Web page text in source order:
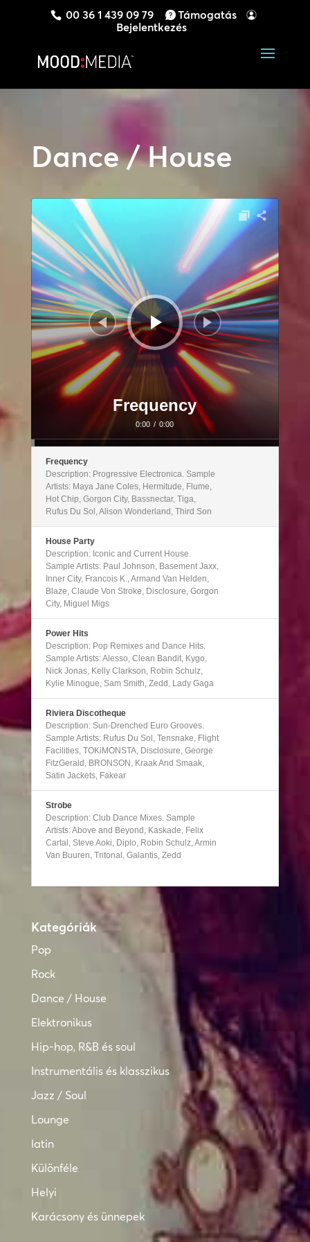
00 36 1 439 09 79
Támogatás
Bejelentkezés
Dance / House
Audió
Frequency
0:00 / 0:00
Frequency
Description: Progressive Electronica. Sample
Artists: Maya Jane Coles, Hermitude, Flume,
Hot Chip, Gorgon City, Bassnectar, Tiga,
Rufus Du Sol, Alison Wonderland, Third Son
House Party
Description: Iconic and Current House.
Sample Artists: Paul Johnson, Basement Jaxx,
Inner City, Francois K., Armand Van Helden,
Blaze, Claude Von Stroke, Disclosure, Gorgon
City, Miguel Migs
Power Hits
Description: Pop Remixes and Dance Hits.
Sample Artists: Alesso, Clean Bandit, Kygo,
Nick Jonas, Kelly Clarkson, Robin Schulz,
Kylie Minogue, Sam Smith, Zedd, Lady Gaga
Riviera Discotheque
Description: Sun-Drenched Euro Grooves.
Sample Artists: Rufus Du Sol, Tensnake, Flight
Facilities, TOKiMONSTA, Disclosure, George
FitzGerald, BRONSON, Kraak And Smaak,
Satin Jackets, Fakear
Strobe
Description: Club Dance Mixes. Sample
Artists: Above and Beyond, Kaskade, Felix
Cartal, Steve Aoki, Diplo, Robin Schulz, Armin
Van Buuren, Tritonal, Galantis, Zedd
Kategóriák
Pop
Rock
Dance / House
Elektronikus
Hip-hop, R&B és soul
Instrumentális és klasszikus
Jazz / Soul
Lounge
latin
Különféle
Helyi
Karácsony és ünnepek